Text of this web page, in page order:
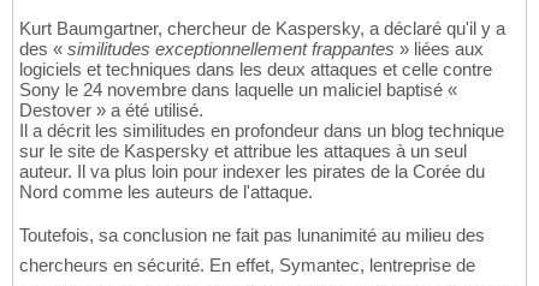
Kurt Baumgartner, chercheur de Kaspersky, a déclaré qu'il y a
des « similitudes exceptionnellement frappantes » liées aux
logiciels et techniques dans les deux attaques et celle contre
Sony le 24 novembre dans laquelle un maliciel baptisé «
Destover » a été utilisé.
Il a décrit les similitudes en profondeur dans un blog technique
sur le site de Kaspersky et attribue les attaques à un seul
auteur. Il va plus loin pour indexer les pirates de la Corée du
Nord comme les auteurs de l'attaque.
Toutefois, sa conclusion ne fait pas lunanimité au milieu des
chercheurs en sécurité. En effet, Symantec, lentreprise de